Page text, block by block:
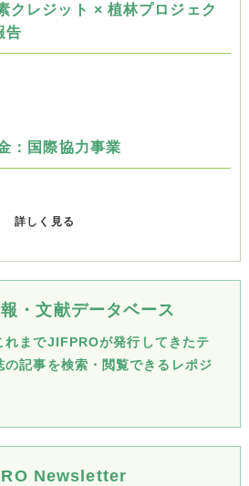
クレジット × 植林プロジェク
告
：国際協力事業
詳しく見る
・文献データベース
れまでJIFPROが発行してきたテ
の記事を検索・閲覧できるレポジ
Newsletter